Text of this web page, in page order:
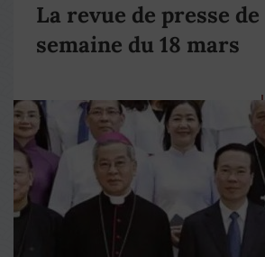
La revue de presse de
semaine du 18 mars